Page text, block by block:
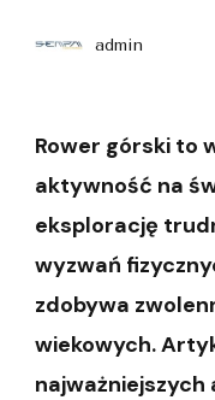
admin
Rower górski to
aktywność na
eksplorację
wyzwań
zdobywa
wiekowych.
najważniejszych